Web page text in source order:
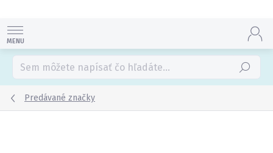
obsah
Hľadať
Predávané značky